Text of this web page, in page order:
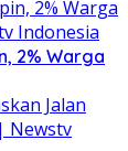
2% Warga